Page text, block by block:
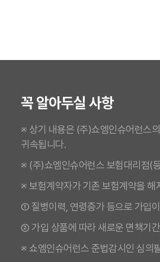
꼭 알아두실 사항
※ 상기 내용은 (주)쇼엠인슈어런스
귀속됩니다.
※ (주)쇼엠인슈어런스 보험대리점(
※ 보험계약자가 기존 보험계약을
① 질병이력, 연령증가 등으로 가입
② 가입 상품에 따라 새로운 면책기
※ 쇼엠인슈어런스 준법감시인 심